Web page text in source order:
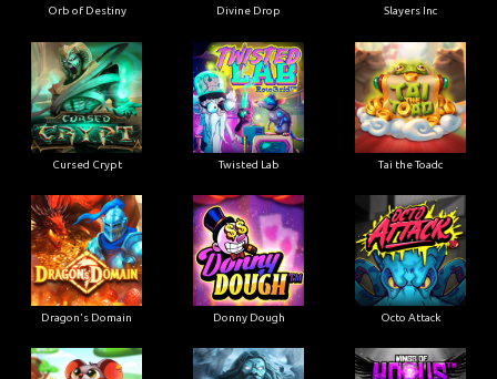
Orb of Destiny Divine Drop Slayers Inc
Cursed Crypt Twisted Lab Tai the Toadc
Dragon's Domain Donny Dough Octo Attack